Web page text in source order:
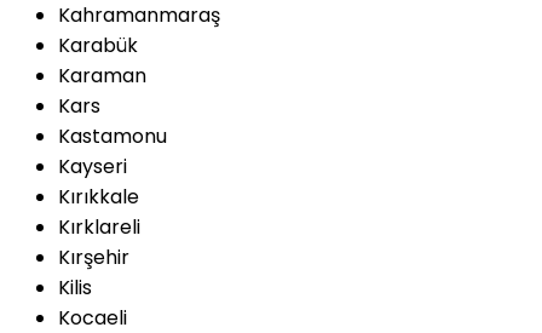
Kahramanmaraş
Karabük
Karaman
Kars
Kastamonu
Kayseri
Kırıkkale
Kırklareli
Kırşehir
Kilis
Kocaeli